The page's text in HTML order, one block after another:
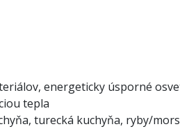
energeticky úsporné
tepla
turecká kuchyňa, ryby/